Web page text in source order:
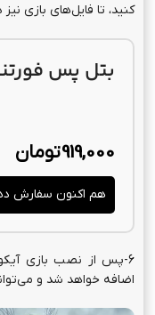
کنید، تا فایل‌های بازی
بتل پس
919,000تومان
هم اکنون سفارش
6-پس از نصب بازی
اضافه خواهد شد و